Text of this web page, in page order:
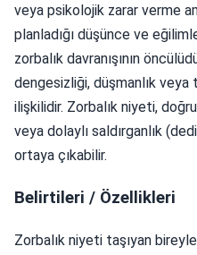
veya psikolojik zarar verme
planladığı düşünce ve
zorbalık davranışının
dengesizliği, düşmanlık
ilişkilidir. Zorbalık niyeti,
veya dolaylı saldırganlık
ortaya çıkabilir.
Belirtileri / Özellikleri
Zorbalık niyeti taşıyan